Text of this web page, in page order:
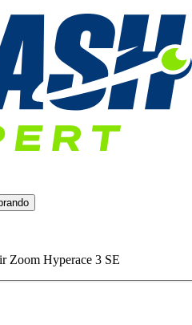
Zoom Hyperace 3 SE